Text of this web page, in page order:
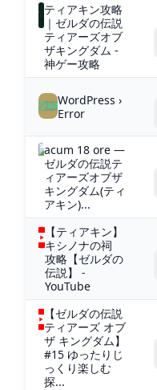
ティアキン攻略
｜ゼルダの伝説
ティアーズオブ
ザキングダム -
神ゲー攻略
WordPress ›
Error
acum 18 ore —
ゼルダの伝説テ
ィアーズオブザ
キングダム(ティ
アキン)...
【ティアキン】
キシノナの祠
攻略【ゼルダの
伝説】 -
YouTube
【ゼルダの伝説
ティアーズ オブ
ザ キングダム】
#15 ゆったりじ
っくり楽しむ
探...